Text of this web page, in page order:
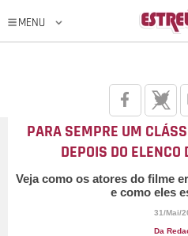
PARA SEMPRE UM
DEPOIS DO ELENCO
Veja como os atores do filme
e como eles
31/Mai/
Da